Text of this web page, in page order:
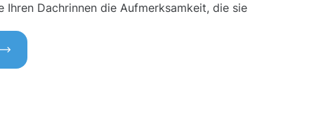
Ihren Dachrinnen die Aufmerksamkeit, die sie